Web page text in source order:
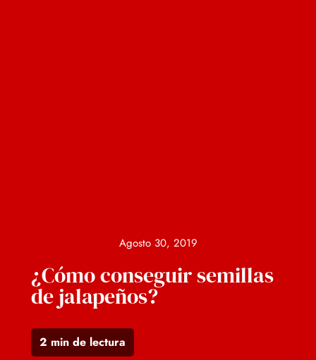
Agosto 30, 2019
¿Cómo conseguir semillas
de jalapeños?
2 min de lectura